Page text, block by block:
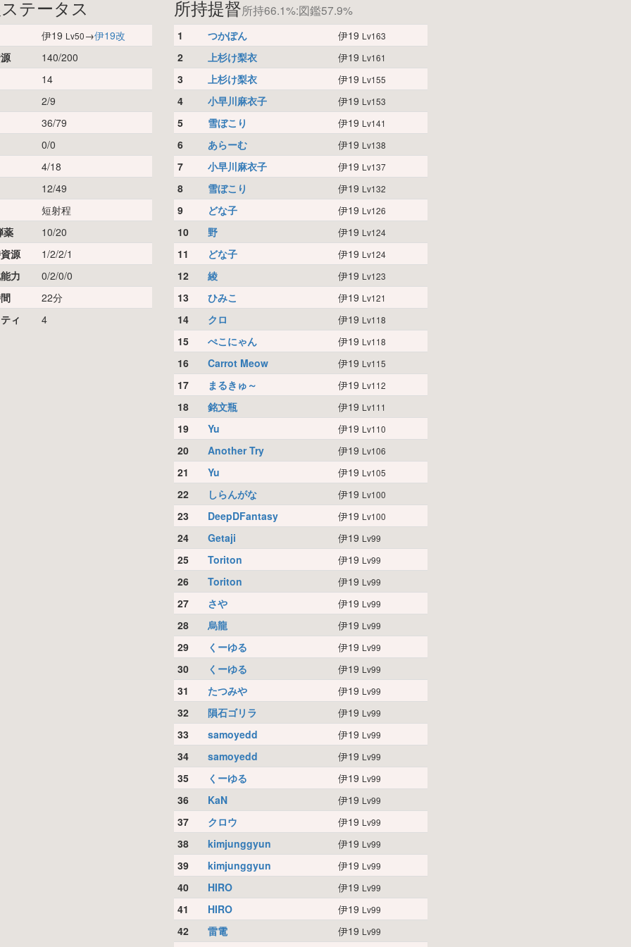
テータス
伊19 Lv50→伊19改
140/200
14
2/9
36/79
0/0
4/18
12/49
短射程
薬
10/20
源
1/2/2/1
力
0/2/0/0
22分
ィ
4
所持提督所持66.1%:図鑑57.9%
1 つかぽん 伊19 Lv163
2 上杉け梨衣 伊19 Lv161
3 上杉け梨衣 伊19 Lv155
4 小早川麻衣子 伊19 Lv153
5 雪ぼこり 伊19 Lv141
6 あらーむ 伊19 Lv138
7 小早川麻衣子 伊19 Lv137
8 雪ぼこり 伊19 Lv132
9 どな子 伊19 Lv126
10 野 伊19 Lv124
11 どな子 伊19 Lv124
12 綾 伊19 Lv123
13 ひみこ 伊19 Lv121
14 クロ 伊19 Lv118
15 ぺこにゃん 伊19 Lv118
16 Carrot Meow 伊19 Lv115
17 まるきゅ～ 伊19 Lv112
18 銘文瓶 伊19 Lv111
19 Yu 伊19 Lv110
20 Another Try 伊19 Lv106
21 Yu 伊19 Lv105
22 しらんがな 伊19 Lv100
23 DeepDFantasy 伊19 Lv100
24 Getaji 伊19 Lv99
25 Toriton 伊19 Lv99
26 Toriton 伊19 Lv99
27 さや 伊19 Lv99
28 烏龍 伊19 Lv99
29 くーゆる 伊19 Lv99
30 くーゆる 伊19 Lv99
31 たつみや 伊19 Lv99
32 隕石ゴリラ 伊19 Lv99
33 samoyedd 伊19 Lv99
34 samoyedd 伊19 Lv99
35 くーゆる 伊19 Lv99
36 KaN 伊19 Lv99
37 クロウ 伊19 Lv99
38 kimjunggyun 伊19 Lv99
39 kimjunggyun 伊19 Lv99
40 HIRO 伊19 Lv99
41 HIRO 伊19 Lv99
42 雷電 伊19 Lv99